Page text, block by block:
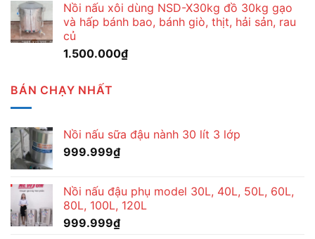
Nồi nấu xôi dùng NSD-X30kg đồ 30kg gạo
và hấp bánh bao, bánh giò, thịt, hải sản, rau
củ
1.500.000₫
BÁN CHẠY NHẤT
Nồi nấu sữa đậu nành 30 lít 3 lớp
999.999₫
Nồi nấu đậu phụ model 30L, 40L, 50L, 60L,
80L, 100L, 120L
999.999₫